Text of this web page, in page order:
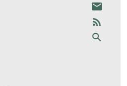
email
rss_feed
search